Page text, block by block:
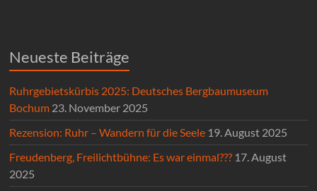
Neueste Beiträge
Ruhrgebietskürbis 2025: Deutsches Bergbaumuseum
Bochum 23. November 2025
Rezension: Ruhr – Wandern für die Seele 19. August 2025
Freudenberg, Freilichtbühne: Es war einmal??? 17. August
2025